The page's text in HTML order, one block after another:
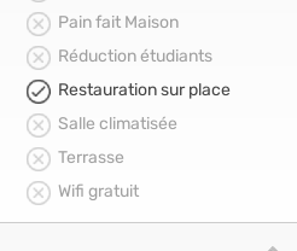
Pain fait Maison
Réduction étudiants
Restauration sur place
Salle climatisée
Terrasse
Wifi gratuit